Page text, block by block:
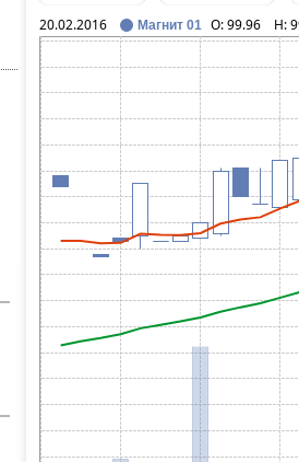
20.02.2016 Магнит 01 O:99.96 H: